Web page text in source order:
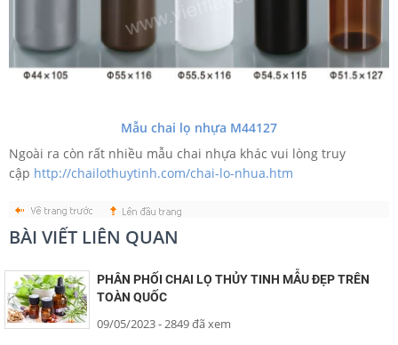
Mẫu chai lọ nhựa M44127
Ngoài ra còn rất nhiều mẫu chai nhựa khác vui lòng truy
cập http://chailothuytinh.com/chai-lo-nhua.htm
BÀI VIẾT LIÊN QUAN
PHÂN PHỐI CHAI LỌ THỦY TINH MẪU ĐẸP TRÊN
TOÀN QUỐC
09/05/2023- 2849 đã xem